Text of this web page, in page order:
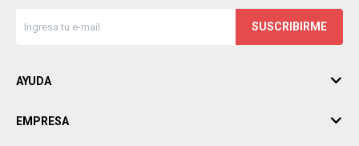
SUSCRIBIRME
AYUDA
EMPRESA